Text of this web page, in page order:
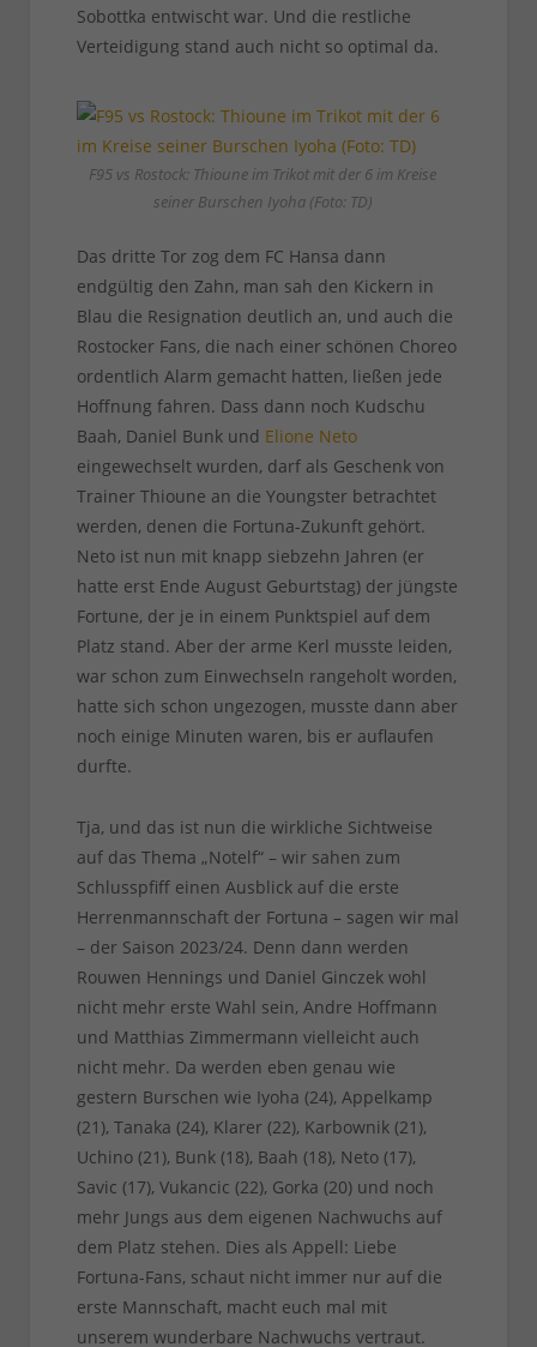
Sobottka entwischt war. Und die restliche
Verteidigung stand auch nicht so optimal da.
F95 vs Rostock: Thioune im Trikot mit der 6 im Kreise
seiner Burschen Iyoha (Foto: TD)
Das dritte Tor zog dem FC Hansa dann
endgültig den Zahn, man sah den Kickern in
Blau die Resignation deutlich an, und auch die
Rostocker Fans, die nach einer schönen Choreo
ordentlich Alarm gemacht hatten, ließen jede
Hoffnung fahren. Dass dann noch Kudschu
Baah, Daniel Bunk und Elione Neto
eingewechselt wurden, darf als Geschenk von
Trainer Thioune an die Youngster betrachtet
werden, denen die Fortuna-Zukunft gehört.
Neto ist nun mit knapp siebzehn Jahren (er
hatte erst Ende August Geburtstag) der jüngste
Fortune, der je in einem Punktspiel auf dem
Platz stand. Aber der arme Kerl musste leiden,
war schon zum Einwechseln rangeholt worden,
hatte sich schon ungezogen, musste dann aber
noch einige Minuten waren, bis er auflaufen
durfte.
Tja, und das ist nun die wirkliche Sichtweise
auf das Thema „Notelf“ – wir sahen zum
Schlusspfiff einen Ausblick auf die erste
Herrenmannschaft der Fortuna – sagen wir mal
– der Saison 2023/24. Denn dann werden
Rouwen Hennings und Daniel Ginczek wohl
nicht mehr erste Wahl sein, Andre Hoffmann
und Matthias Zimmermann vielleicht auch
nicht mehr. Da werden eben genau wie
gestern Burschen wie Iyoha (24), Appelkamp
(21), Tanaka (24), Klarer (22), Karbownik (21),
Uchino (21), Bunk (18), Baah (18), Neto (17),
Savic (17), Vukancic (22), Gorka (20) und noch
mehr Jungs aus dem eigenen Nachwuchs auf
dem Platz stehen. Dies als Appell: Liebe
Fortuna-Fans, schaut nicht immer nur auf die
erste Mannschaft, macht euch mal mit
unserem wunderbare Nachwuchs vertraut.